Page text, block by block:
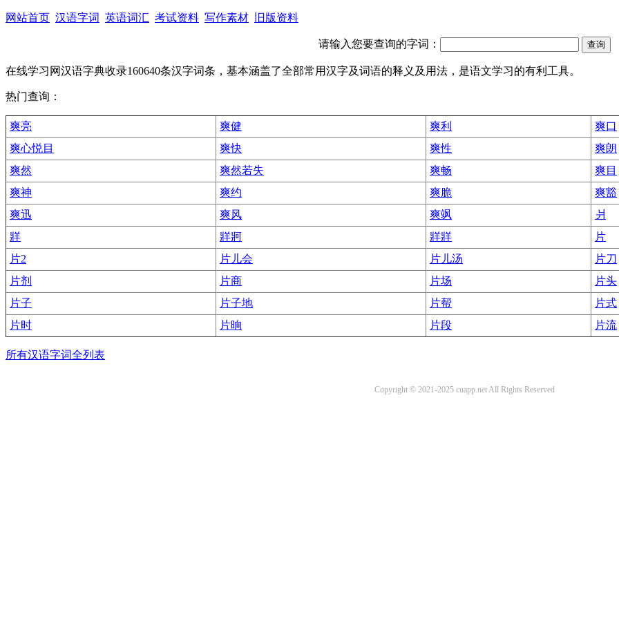
网站首页 汉语字词 英语词汇 考试资料 写作素材 旧版资料
请输入您要查询的字词：
在线学习网汉语字典收录160640条汉字词条，基本涵盖了全部常用汉字及词语的释义及用法，是语文学习的有利工具。
热门查询：
爽亮 爽健 爽利
爽口
爽心悦目
爽快 爽性
爽朗
爽然
爽然若失 爽畅
爽目
爽神
爽约 爽脆
爽豁
爽迅
爽风 爽飒
爿
牂
牂牁 牂牂
片
片2
片儿会 片儿汤
片刀
片剂
片商 片场
片头
片子
片子地 片帮
片式
片时
片晌 片段 片流
所有汉语字词全列表
Copyright © 2021-2025 cuapp.net All Rights Reserved